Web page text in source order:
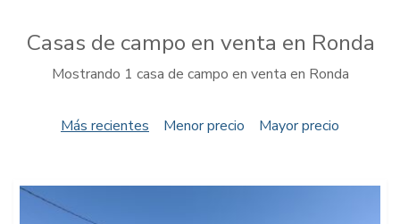
Casas de campo en venta en Ronda
Mostrando 1 casa de campo en venta en Ronda
Más recientes Menor precio Mayor precio